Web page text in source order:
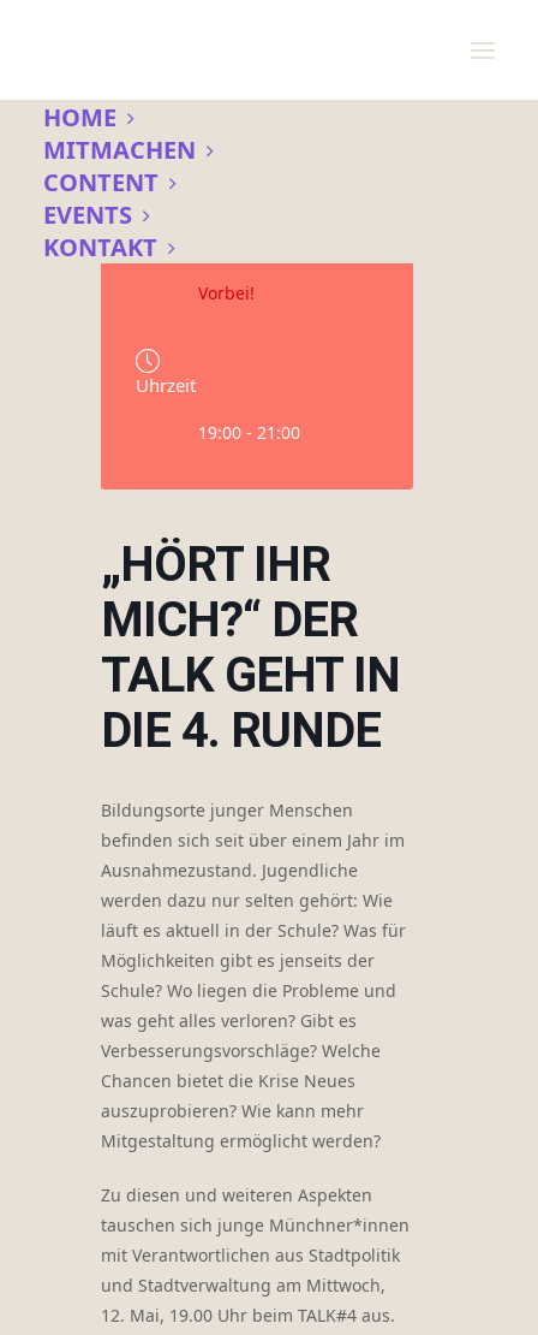
HOME
MITMACHEN
CONTENT
EVENTS
KONTAKT
Datum
Vorbei!
Uhrzeit
19:00 - 21:00
„HÖRT IHR
MICH?“ DER
TALK GEHT IN
DIE 4. RUNDE
Bildungsorte junger Menschen
befinden sich seit über einem Jahr im
Ausnahmezustand. Jugendliche
werden dazu nur selten gehört: Wie
läuft es aktuell in der Schule? Was für
Möglichkeiten gibt es jenseits der
Schule? Wo liegen die Probleme und
was geht alles verloren? Gibt es
Verbesserungsvorschläge? Welche
Chancen bietet die Krise Neues
auszuprobieren? Wie kann mehr
Mitgestaltung ermöglicht werden?
Zu diesen und weiteren Aspekten
tauschen sich junge Münchner*innen
mit Verantwortlichen aus Stadtpolitik
und Stadtverwaltung am Mittwoch,
12. Mai, 19.00 Uhr beim TALK#4 aus.